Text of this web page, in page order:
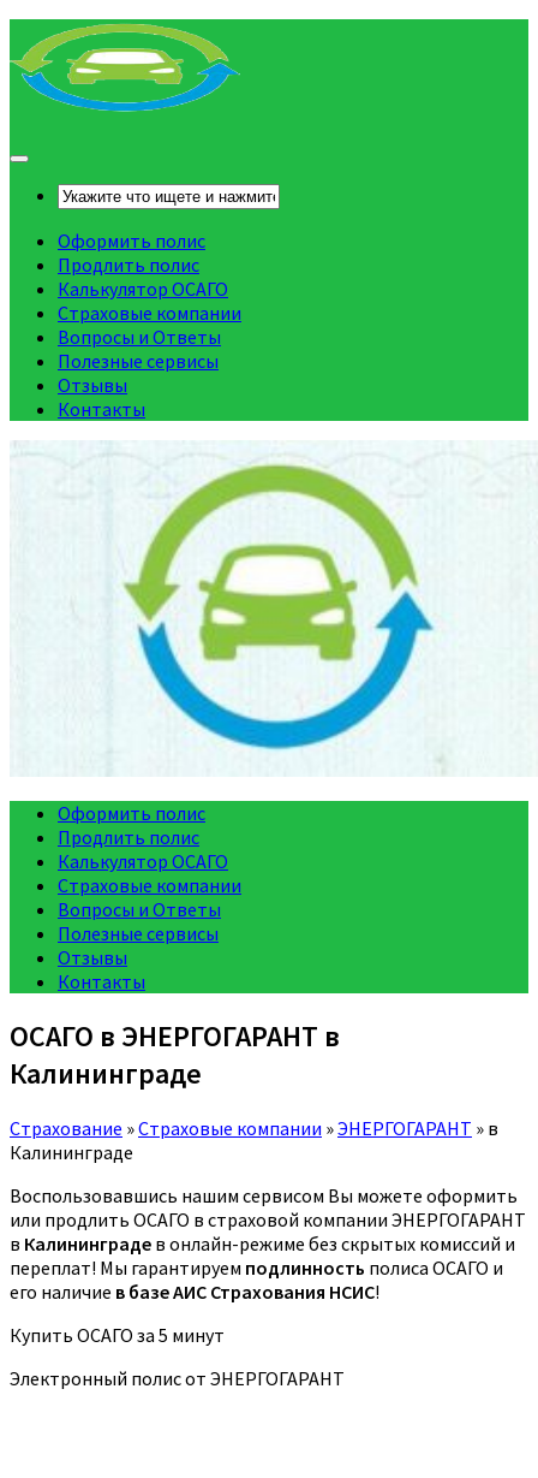
Оформить полис
Продлить полис
Калькулятор ОСАГО
Страховые компании
Вопросы и Ответы
Полезные сервисы
Отзывы
Контакты
Оформить полис
Продлить полис
Калькулятор ОСАГО
Страховые компании
Вопросы и Ответы
Полезные сервисы
Отзывы
Контакты
ОСАГО в ЭНЕРГОГАРАНТ в
Калининграде
Страхование »Страховые компании »ЭНЕРГОГАРАНТ » в
Калининграде
Воспользовавшись нашим сервисом Вы можете оформить
или продлить ОСАГО в страховой компании ЭНЕРГОГАРАНТ
в Калининграде в онлайн-режиме без скрытых комиссий и
переплат! Мы гарантируем подлинность полиса ОСАГО и
его наличие в базе АИС Страхования НСИС!
Купить ОСАГО за 5 минут
Электронный полис от ЭНЕРГОГАРАНТ